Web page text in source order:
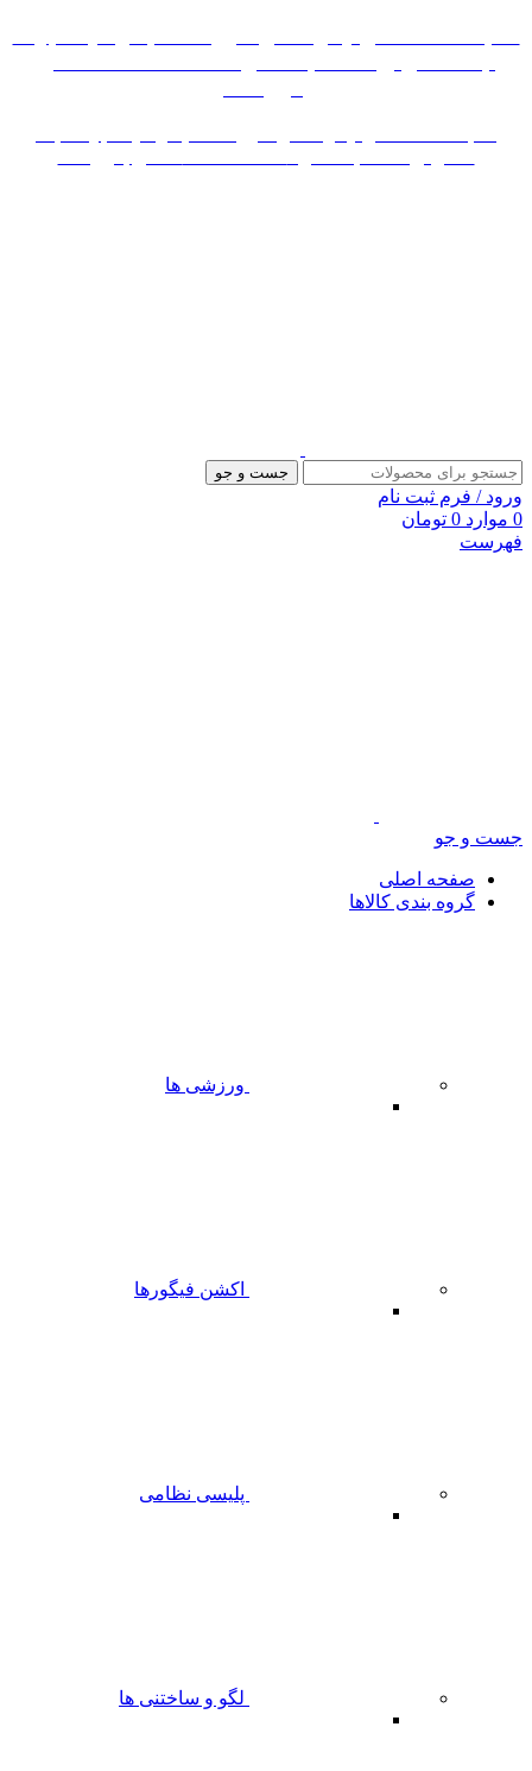
جست و جو
ورود / فرم ثبت نام
0 موارد 0 تومان
فهرست
جست و جو
صفحه اصلی
گروه بندی کالاها
ورزشی ها
اکشن فیگورها
پلیسی نظامی
لگو و ساختنی ها